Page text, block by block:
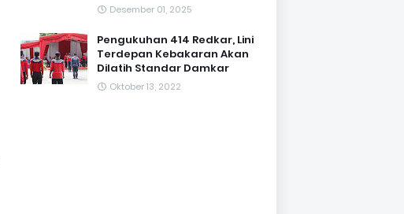
Desember 01, 2025
Pengukuhan 414 Redkar, Lini
Terdepan Kebakaran Akan
Dilatih Standar Damkar
Oktober 13, 2022